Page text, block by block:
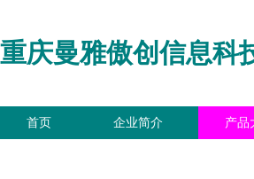
重庆曼雅傲创信息科
首页 企业简介 产品